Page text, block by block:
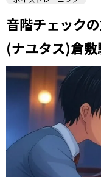
音階チェック
(ナユタス)倉敷